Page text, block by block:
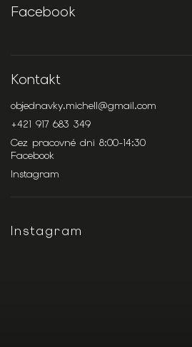
Facebook
Kontakt
objednavky.michell@gmail.com
+421 917 683 349
Cez pracovné dni 8:00-14:30
Facebook
Instagram
Instagram